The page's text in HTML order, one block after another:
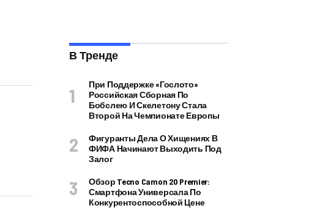
В Тренде
При Поддержке «Гослото»
Российская Сборная По
Бобслею И Скелетону Стала
Второй На Чемпионате Европы
Фигуранты Дела О Хищениях В
ФИФА Начинают Выходить Под
Залог
Обзор Tecno Camon 20 Premier:
Смартфона Универсала По
Конкурентоспособной Цене